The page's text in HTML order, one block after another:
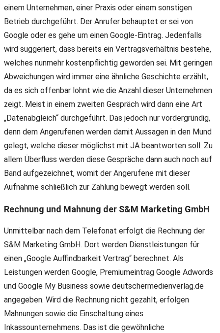
einem Unternehmen, einer Praxis oder einem sonstigen
Betrieb durchgeführt. Der Anrufer behauptet er sei von
Google oder es gehe um einen Google-Eintrag. Jedenfalls
wird suggeriert, dass bereits ein Vertragsverhältnis bestehe,
welches nunmehr kostenpflichtig geworden sei. Mit geringen
Abweichungen wird immer eine ähnliche Geschichte erzählt,
da es sich offenbar lohnt wie die Anzahl dieser Unternehmen
zeigt. Meist in einem zweiten Gespräch wird dann eine Art
„Datenabgleich“ durchgeführt. Das jedoch nur vordergründig,
denn dem Angerufenen werden damit Aussagen in den Mund
gelegt, welche dieser möglichst mit JA beantworten soll. Zu
allem Überfluss werden diese Gespräche dann auch noch auf
Band aufgezeichnet, womit der Angerufene mit dieser
Aufnahme schließlich zur Zahlung bewegt werden soll.
Rechnung und Mahnung der S&M Marketing GmbH
Unmittelbar nach dem Telefonat erfolgt die Rechnung der
S&M Marketing GmbH. Dort werden Dienstleistungen für
einen „Google Auffindbarkeit Vertrag“ berechnet. Als
Leistungen werden Google, Premiumeintrag Google Adwords
und Google My Business sowie deutschermedienverlag.de
angegeben. Wird die Rechnung nicht gezahlt, erfolgen
Mahnungen sowie die Einschaltung eines
Inkassounternehmens. Das ist die gewöhnliche